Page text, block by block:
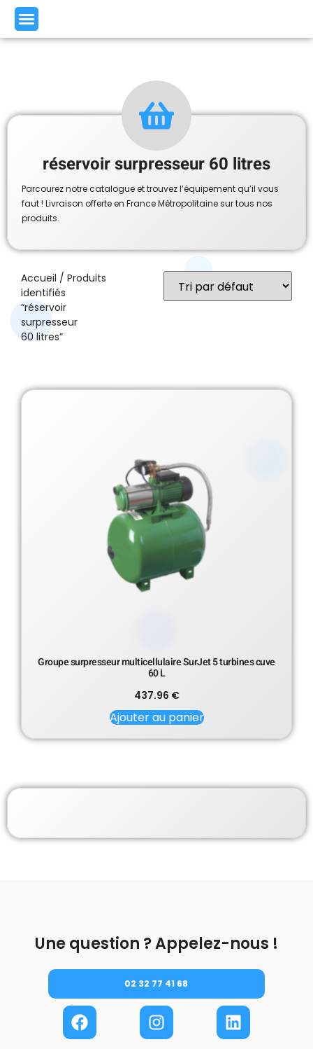
réservoir surpresseur 60 litres
Parcourez notre catalogue et trouvez l’équipement qu’il vous
faut ! Livraison offerte en France Métropolitaine sur tous nos
produits.
Accueil / Produits
identifiés
“réservoir
surpresseur
60 litres”
Groupe surpresseur multicellulaire SurJet 5 turbines cuve
60 L
437.96 €
Ajouter au panier
Une question ? Appelez-nous !
02 32 77 41 68